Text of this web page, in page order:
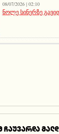
08/07/2026 | 02:10
ნოლე სინერზე